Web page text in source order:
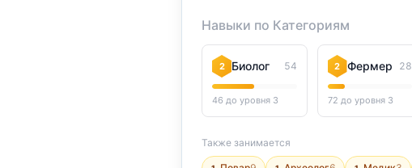
Навыки по Категориям
2 Биолог 54
46 до уровня 3
2 Фермер 28
72 до уровня 3
Также занимается